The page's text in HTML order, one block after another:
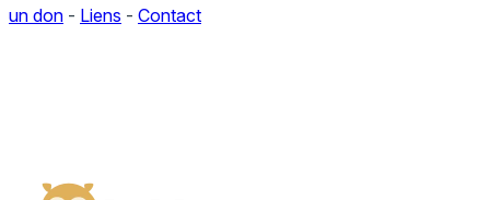
un don - Liens - Contact